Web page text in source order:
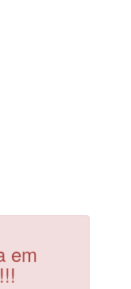
em